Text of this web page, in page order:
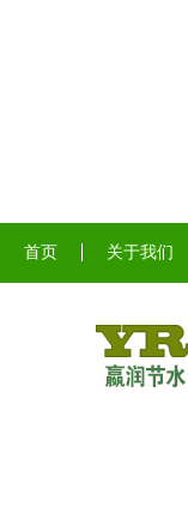
首页 关于我们